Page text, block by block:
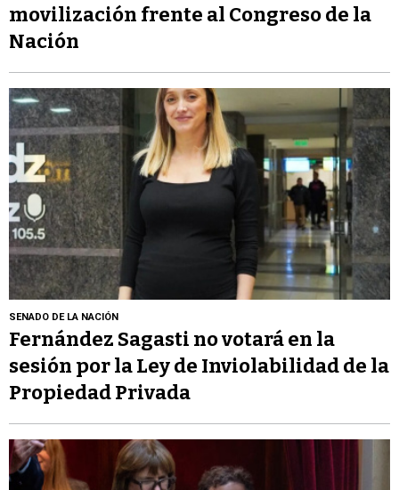
movilización frente al Congreso de la
Nación
SENADO DE LA NACIÓN
Fernández Sagasti no votará en la
sesión por la Ley de Inviolabilidad de la
Propiedad Privada